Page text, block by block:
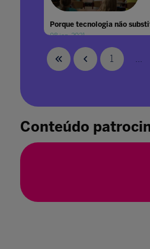
Porque tecnologia não
08 jan. 2021
PPPs na educação são
e sustentabilidade das
1
Conteúdo